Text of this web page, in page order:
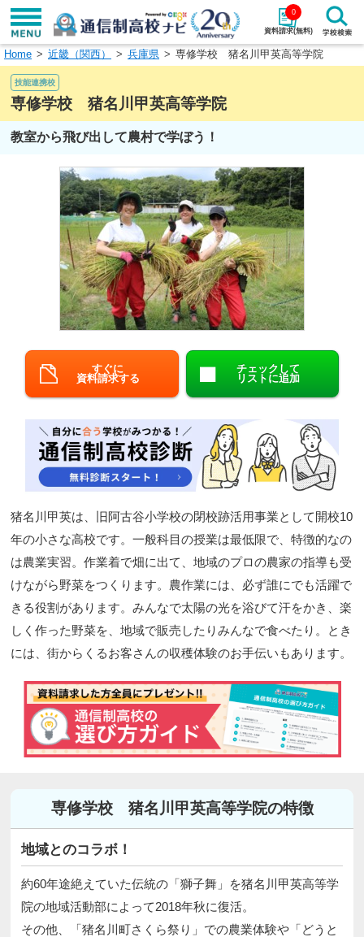
資料請求(無料)
0
学校名で探す
エリアから探す
エリアを選択して探す
北海道・東北
北陸・甲信越
中国
九州・沖縄
Home 近畿（関西） 兵庫県 専修学校 猪名川甲英高等学院
技能連携校
専修学校 猪名川甲英高等学院
教室から飛び出して農村で学ぼう！
すぐに
資料請求する
チェックして
リストに追加
猪名川甲英は、旧阿古谷小学校の閉校跡活用事業として開校10
年の小さな高校です。一般科目の授業は最低限で、特徴的なの
は農業実習。作業着で畑に出て、地域のプロの農家の指導も受
けながら野菜をつくります。農作業には、必ず誰にでも活躍で
きる役割があります。みんなで太陽の光を浴びて汗をかき、楽
しく作った野菜を、地域で販売したりみんなで食べたり。とき
には、街からくるお客さんの収穫体験のお手伝いもあります。
専修学校 猪名川甲英高等学院の特徴
地域とのコラボ！
約60年途絶えていた伝統の「獅子舞」を猪名川甲英高等学
院の地域活動部によって2018年秋に復活。
その他、「猪名川町さくら祭り」での農業体験や「どうと